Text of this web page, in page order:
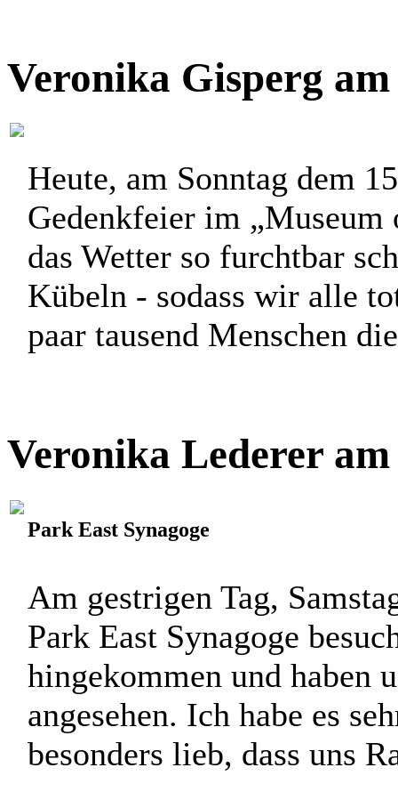
Veronika Gisperg
Heute, am Sonntag dem
Gedenkfeier im
das Wetter so furchtbar
Kübeln - sodass wir alle
paar tausend Menschen
Veronika Lederer
Park East Synagoge
Am gestrigen Tag,
Park East Synagoge
hingekommen und haben
angesehen. Ich habe es
besonders lieb, dass uns